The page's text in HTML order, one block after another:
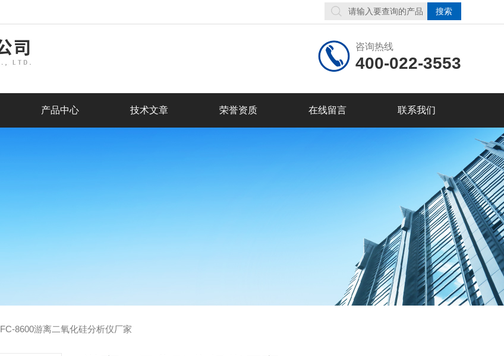
咨询热线
400-022-3553
产品中心 技术文章 荣誉资质 在线留言 联系我们
FC-8600游离二氧化硅分析仪厂家